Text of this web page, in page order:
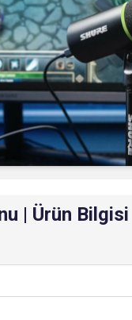
| Ürün Bilgisi